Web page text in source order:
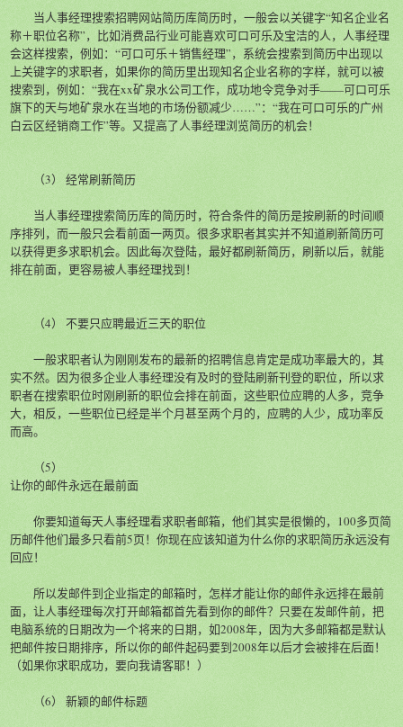
当人事经理搜索招聘网站简历库简历时，一般会以关键字“知名企业名
称＋职位名称”，比如消费品行业可能喜欢可口可乐及宝洁的人，人事经理
会这样搜索，例如：“可口可乐＋销售经理”，系统会搜索到简历中出现以
上关键字的求职者，如果你的简历里出现知名企业名称的字样，就可以被
搜索到，例如：“我在xx矿泉水公司工作，成功地令竞争对手——可口可乐
旗下的天与地矿泉水在当地的市场份额减少……”：“我在可口可乐的广州
白云区经销商工作”等。又提高了人事经理浏览简历的机会！
（3） 经常刷新简历
当人事经理搜索简历库的简历时，符合条件的简历是按刷新的时间顺
序排列，而一般只会看前面一两页。很多求职者其实并不知道刷新简历可
以获得更多求职机会。因此每次登陆，最好都刷新简历，刷新以后，就能
排在前面，更容易被人事经理找到！
（4） 不要只应聘最近三天的职位
一般求职者认为刚刚发布的最新的招聘信息肯定是成功率最大的，其
实不然。因为很多企业人事经理没有及时的登陆刷新刊登的职位，所以求
职者在搜索职位时刚刷新的职位会排在前面，这些职位应聘的人多，竞争
大，相反，一些职位已经是半个月甚至两个月的，应聘的人少，成功率反
而高。
（5）
让你的邮件永远在最前面
你要知道每天人事经理看求职者邮箱，他们其实是很懒的，100多页简
历邮件他们最多只看前5页！你现在应该知道为什么你的求职简历永远没有
回应！
所以发邮件到企业指定的邮箱时，怎样才能让你的邮件永远排在最前
面，让人事经理每次打开邮箱都首先看到你的邮件？只要在发邮件前，把
电脑系统的日期改为一个将来的日期，如2008年，因为大多邮箱都是默认
把邮件按日期排序，所以你的邮件起码要到2008年以后才会被排在后面！
（如果你求职成功，要向我请客耶！）
（6） 新颖的邮件标题